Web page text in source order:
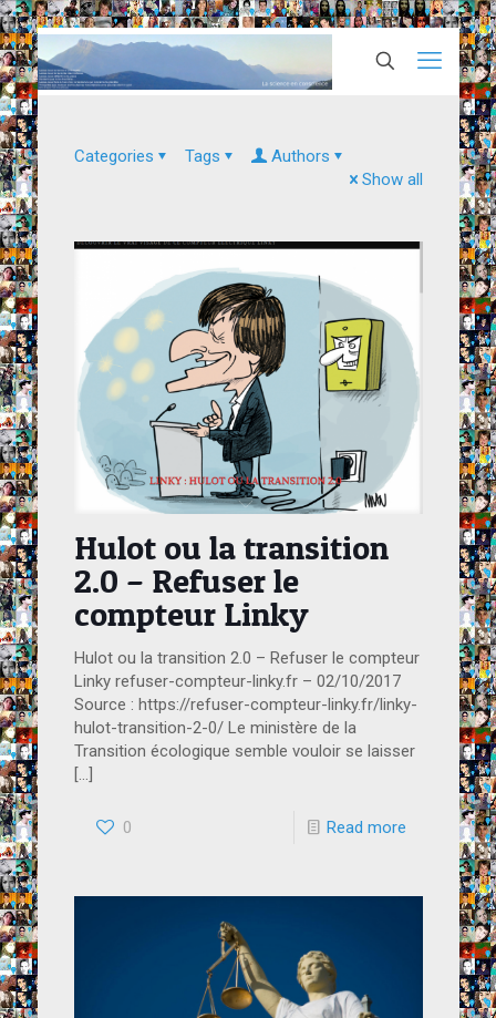
Categories Tags
Authors
Show all
Hulot ou la transition
2.0 – Refuser le
compteur Linky
Hulot ou la transition 2.0 – Refuser le compteur
Linky refuser-compteur-linky.fr – 02/10/2017
Source : https://refuser-compteur-linky.fr/linky-
hulot-transition-2-0/ Le ministère de la
Transition écologique semble vouloir se laisser
[…]
0 Read more